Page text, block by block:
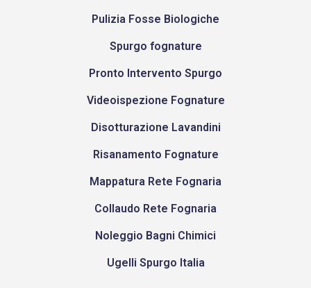
Pulizia Fosse Biologiche
Spurgo fognature
Pronto Intervento Spurgo
Videoispezione Fognature
Disotturazione Lavandini
Risanamento Fognature
Mappatura Rete Fognaria
Collaudo Rete Fognaria
Noleggio Bagni Chimici
Ugelli Spurgo Italia